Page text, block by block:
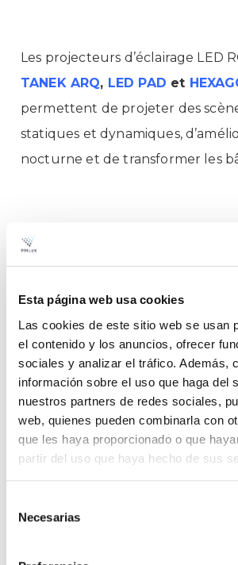
Esta página web usa cookies
Las cookies de este sitio web se usan
el contenido y los anuncios, ofrecer
sociales y analizar el tráfico. Además,
información sobre el uso que haga del
nuestros partners de redes sociales,
web, quienes pueden combinarla con
que les haya proporcionado o que
partir del uso que haya hecho de sus
Necesarias
Les projecteurs d’éclairage LED
TANEK ARQ, LED PAD et
permettent de projeter des
statiques et dynamiques,
nocturne et de transformer les
Grâce à ce protocole de
installations où sont projetés des
audiovisuels. Nous recréerons
environnements uniques et
chaque occasion dans le but de
expérience utilisateur
L’innovation et la créativité sont